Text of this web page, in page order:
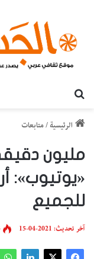
الرئيسية /متابعات
مليون
«يوتيوب»:
للجميع
آخر تحديث: 2021-04-15